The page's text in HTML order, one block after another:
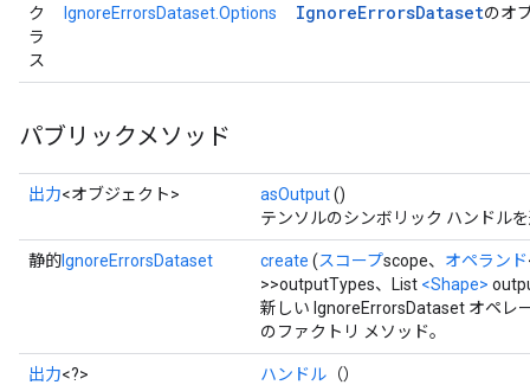
ク
ラ
ス
IgnoreErrorsDataset.Options IgnoreErrorsDatasetのオ
パブリックメソッド
出力<オブジェクト> asOutput()
テンソルのシンボリック ハンドル
静的IgnoreErrorsDataset create (スコープscope、 オペランド
>>outputTypes、List <Shape>
新しい IgnoreErrorsDataset オペレ
のファクトリ メソッド。
出力<?> ハンドル （）